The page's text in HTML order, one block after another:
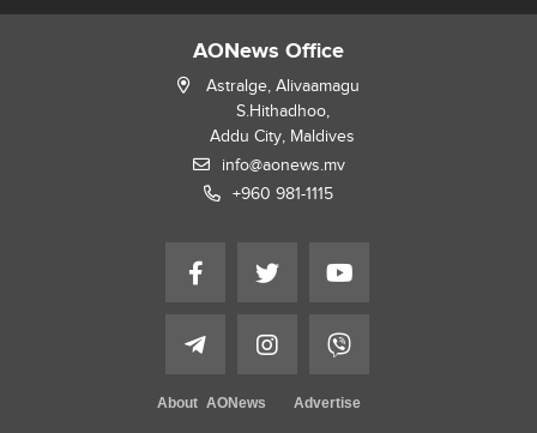
AONews Office
Astralge, Alivaamagu
S.Hithadhoo,
Addu City, Maldives
info@aonews.mv
+960 981-1115
About AONews Advertise